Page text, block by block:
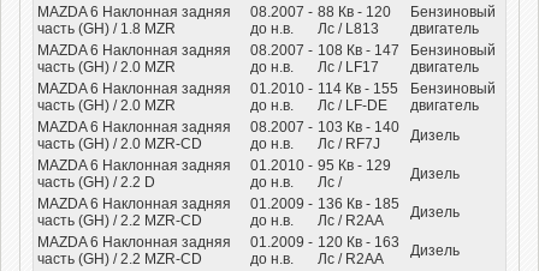
MAZDA 6 Наклонная задняя
часть (GH) / 1.8 MZR
08.2007 -
до н.в.
88 Кв - 120
Лс / L813
Бензиновый
двигатель
MAZDA 6 Наклонная задняя
часть (GH) / 2.0 MZR
08.2007 -
до н.в.
108 Кв - 147
Лс / LF17
Бензиновый
двигатель
MAZDA 6 Наклонная задняя
часть (GH) / 2.0 MZR
01.2010 -
до н.в.
114 Кв - 155
Лс / LF-DE
Бензиновый
двигатель
MAZDA 6 Наклонная задняя
часть (GH) / 2.0 MZR-CD
08.2007 -
до н.в.
103 Кв - 140
Лс / RF7J
Дизель
MAZDA 6 Наклонная задняя
часть (GH) / 2.2 D
01.2010 -
до н.в.
95 Кв - 129
Лс /
Дизель
MAZDA 6 Наклонная задняя
часть (GH) / 2.2 MZR-CD
01.2009 -
до н.в.
136 Кв - 185
Лс / R2AA
Дизель
MAZDA 6 Наклонная задняя
часть (GH) / 2.2 MZR-CD
01.2009 -
до н.в.
120 Кв - 163
Лс / R2AA
Дизель